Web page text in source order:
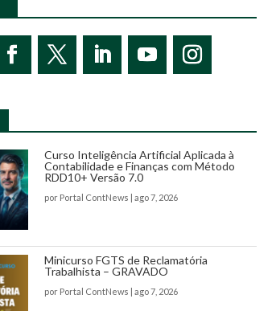
Curso Inteligência Artificial Aplicada à
Contabilidade e Finanças com Método
RDD10+ Versão 7.0
por Portal ContNews | ago 7, 2026
Minicurso FGTS de Reclamatória
Trabalhista – GRAVADO
por Portal ContNews | ago 7, 2026